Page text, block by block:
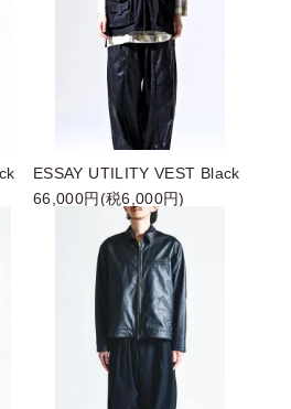
ESSAY UTILITY VEST Black
66,000円(税6,000円)